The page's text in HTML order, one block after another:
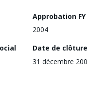
Approbation FY
2004
Date de clôture
31 décembre